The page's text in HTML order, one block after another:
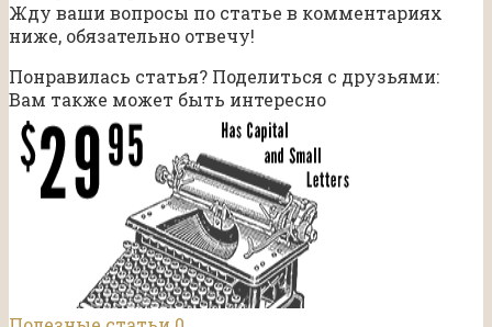
Жду ваши вопросы по статье в комментариях
ниже, обязательно отвечу!
Понравилась статья? Поделиться с друзьями:
Вам также может быть интересно